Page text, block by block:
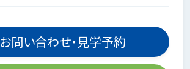
お問い合わせ・見学予約